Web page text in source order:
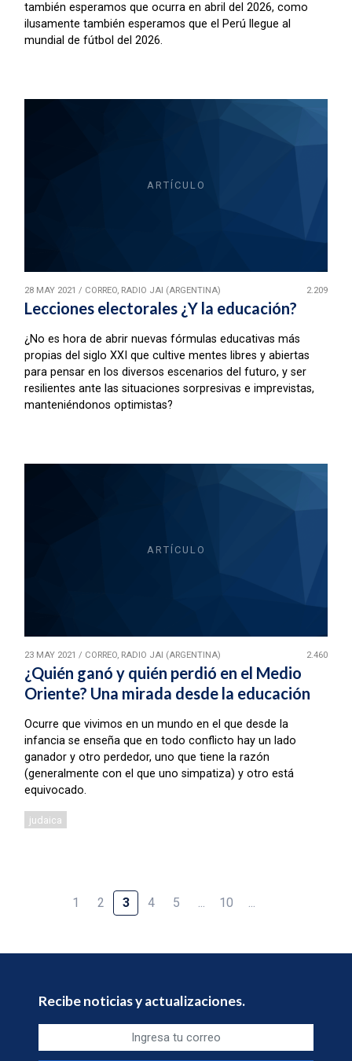
también esperamos que ocurra en abril del 2026, como
ilusamente también esperamos que el Perú llegue al
mundial de fútbol del 2026.
ARTÍCULO
28 MAY 2021 / CORREO, RADIO JAI (ARGENTINA) 2.209
Lecciones electorales ¿Y la educación?
¿No es hora de abrir nuevas fórmulas educativas más
propias del siglo XXI que cultive mentes libres y abiertas
para pensar en los diversos escenarios del futuro, y ser
resilientes ante las situaciones sorpresivas e imprevistas,
manteniéndonos optimistas?
ARTÍCULO
23 MAY 2021 / CORREO, RADIO JAI (ARGENTINA) 2.460
¿Quién ganó y quién perdió en el Medio
Oriente? Una mirada desde la educación
Ocurre que vivimos en un mundo en el que desde la
infancia se enseña que en todo conflicto hay un lado
ganador y otro perdedor, uno que tiene la razón
(generalmente con el que uno simpatiza) y otro está
equivocado.
judaica
1 2 3 4 5 ... 10 ...
Recibe noticias y actualizaciones.